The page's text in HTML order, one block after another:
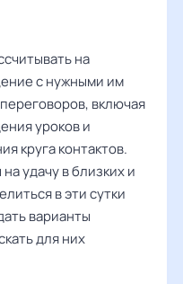
на
с нужными им
включая
уроков и
круга контактов.
удачу в близких и
в эти сутки
варианты
для них